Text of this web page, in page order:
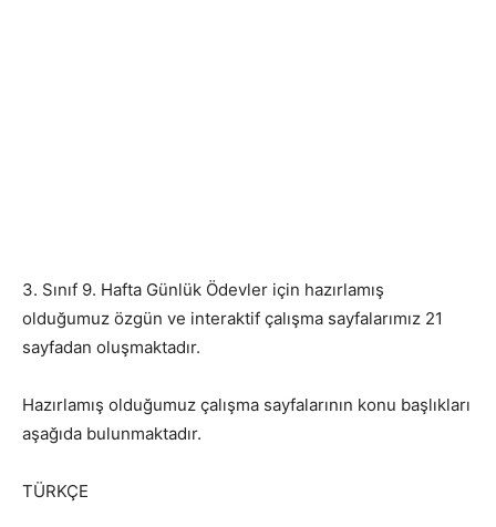
3. Sınıf 9. Hafta Günlük Ödevler için hazırlamış
olduğumuz özgün ve interaktif çalışma sayfalarımız 21
sayfadan oluşmaktadır.
Hazırlamış olduğumuz çalışma sayfalarının konu başlıkları
aşağıda bulunmaktadır.
TÜRKÇE